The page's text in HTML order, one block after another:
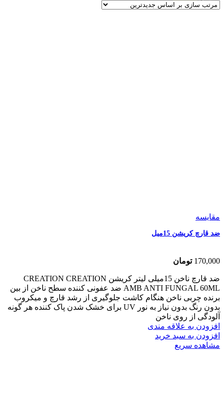
مقایسه
ضد قارچ کریشن 15میل
170,000 تومان
ضد قارچ ناخن 15میلی لیتر کریشن CREATION CREATION
AMB ANTI FUNGAL 60ML ضد عفونی کننده سطح ناخن از بین
برنده چربی ناخن هنگام کاشت جلوگیری از رشد قارچ و میکروب
بدون رنگ بدون نیاز به نور UV برای خشک شدن پاک کننده هر گونه
آلودگی از روی ناخن
افزودن به علاقه مندی
افزودن به سبد خرید
مشاهده سریع